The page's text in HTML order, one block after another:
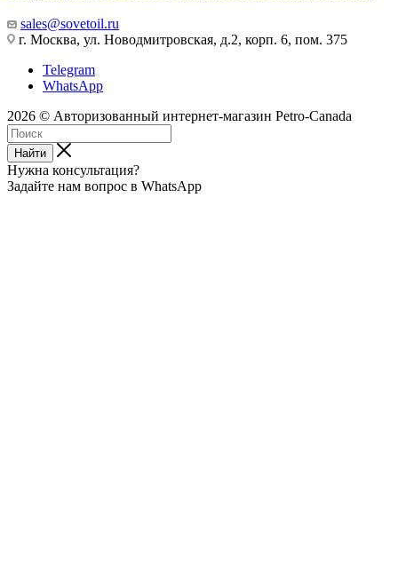
sales@sovetoil.ru
г. Москва, ул. Новодмитровская, д.2, корп. 6, пом. 375
Telegram
WhatsApp
2026 © Авторизованный интернет-магазин Petro-Canada
Найти
Нужна консультация?
Задайте нам вопрос в WhatsApp